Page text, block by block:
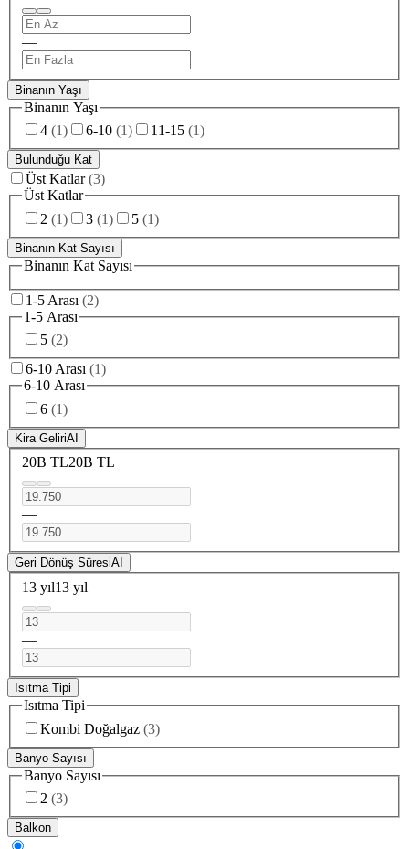
—
Binanın Yaşı
Binanın Yaşı
4 (1) 6-10 (1) 11-15 (1)
Bulunduğu Kat
Üst Katlar (3)
Üst Katlar
2 (1) 3 (1) 5 (1)
Binanın Kat Sayısı
Binanın Kat Sayısı
1-5 Arası (2)
1-5 Arası
5 (2)
6-10 Arası (1)
6-10 Arası
6 (1)
Kira GeliriAI
20B TL20B TL
—
Geri Dönüş SüresiAI
13 yıl13 yıl
—
Isıtma Tipi
Isıtma Tipi
Kombi Doğalgaz (3)
Banyo Sayısı
Banyo Sayısı
2 (3)
Balkon